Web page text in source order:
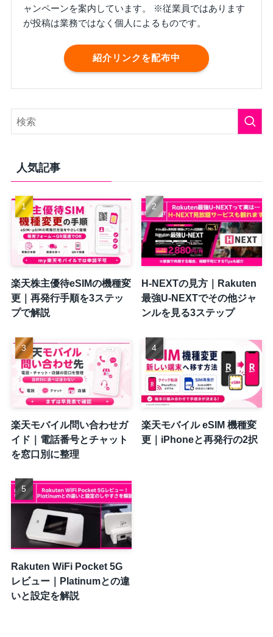
ャンペーンを案内しています。 ※従業員ではあります
が投稿は業務ではなく個人によるものです。
紹介リンクを配布中
人気記事
楽天株主優待eSIMの機種変
更｜再発行手順を3ステッ
プで解説
H-NEXTの見方｜Rakuten
最強U-NEXTでその他ジャ
ンルを見る3ステップ
楽天モバイル問い合わせガ
イド｜電話番号とチャット
を窓口別に整理
楽天モバイル eSIM 機種変
更｜iPhoneと再発行の2択
Rakuten WiFi Pocket 5G
レビュー｜Platinumとの違
いと設定を解説